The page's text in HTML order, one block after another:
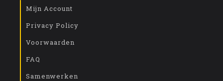
Mijn Account
Privacy Policy
Voorwaarden
FAQ
Samenwerken